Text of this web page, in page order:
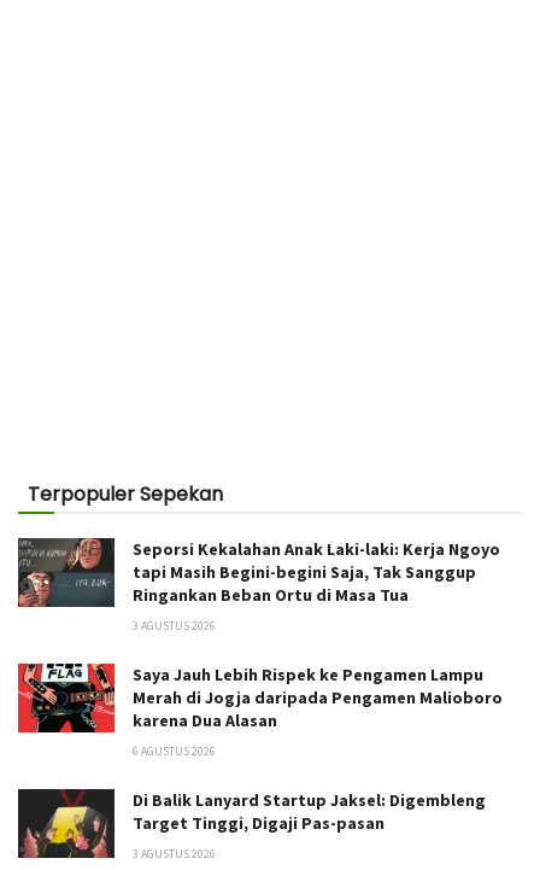
Terpopuler Sepekan
Seporsi Kekalahan Anak Laki-laki: Kerja Ngoyo
tapi Masih Begini-begini Saja, Tak Sanggup
Ringankan Beban Ortu di Masa Tua
3 AGUSTUS 2026
Saya Jauh Lebih Rispek ke Pengamen Lampu
Merah di Jogja daripada Pengamen Malioboro
karena Dua Alasan
6 AGUSTUS 2026
Di Balik Lanyard Startup Jaksel: Digembleng
Target Tinggi, Digaji Pas-pasan
3 AGUSTUS 2026